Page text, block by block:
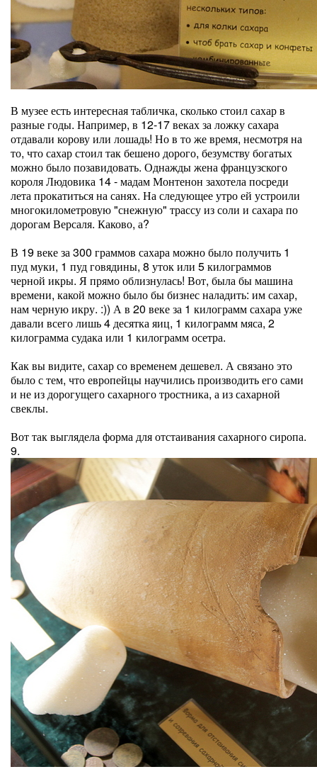
В музее есть интересная табличка, сколько стоил сахар в
разные годы. Например, в 12-17 веках за ложку сахара
отдавали корову или лошадь! Но в то же время, несмотря на
то, что сахар стоил так бешено дорого, безумству богатых
можно было позавидовать. Однажды жена французского
короля Людовика 14 - мадам Монтенон захотела посреди
лета прокатиться на санях. На следующее утро ей устроили
многокилометровую "снежную" трассу из соли и сахара по
дорогам Версаля. Каково, а?
В 19 веке за 300 граммов сахара можно было получить 1
пуд муки, 1 пуд говядины, 8 уток или 5 килограммов
черной икры. Я прямо облизнулась! Вот, была бы машина
времени, какой можно было бы бизнес наладить: им сахар,
нам черную икру. :)) А в 20 веке за 1 килограмм сахара уже
давали всего лишь 4 десятка яиц, 1 килограмм мяса, 2
килограмма судака или 1 килограмм осетра.
Как вы видите, сахар со временем дешевел. А связано это
было с тем, что европейцы научились производить его сами
и не из дорогущего сахарного тростника, а из сахарной
свеклы.
Вот так выглядела форма для отстаивания сахарного сиропа.
9.